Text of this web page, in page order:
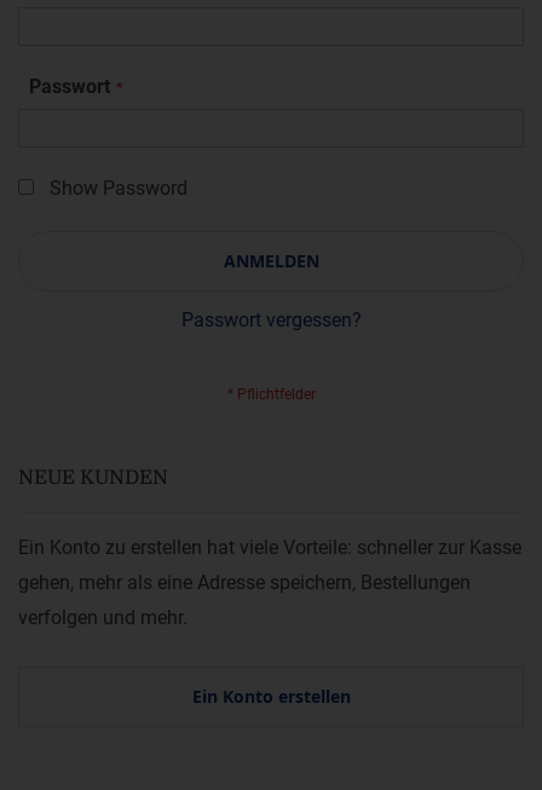
Passwort
Show Password
ANMELDEN
Passwort vergessen?
NEUE KUNDEN
Ein Konto zu erstellen hat viele Vorteile: schneller zur Kasse
gehen, mehr als eine Adresse speichern, Bestellungen
verfolgen und mehr.
Ein Konto erstellen